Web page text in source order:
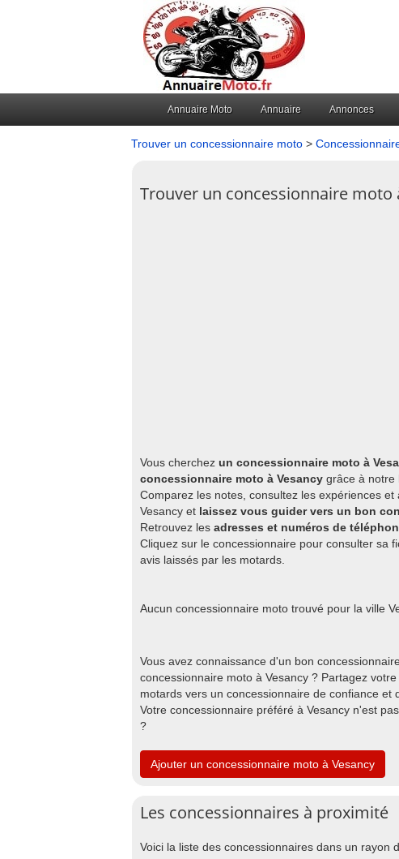
Annuaire Moto Annuaire Annonces
Trouver un concessionnaire moto >
Trouver un concessionnaire moto
Vous cherchez un concessionnaire moto à
concessionnaire moto à Vesancy grâce à notre
Comparez les notes, consultez les expériences
Vesancy et laissez vous guider vers un bon
Retrouvez les adresses et numéros de
Cliquez sur le concessionnaire pour consulter sa
avis laissés par les motards.
Aucun concessionnaire moto trouvé pour la ville
Vous avez connaissance d'un bon
concessionnaire moto à Vesancy ? Partagez
motards vers un concessionnaire de confiance et
Votre concessionnaire préféré à Vesancy n'est
?
Ajouter un concessionnaire moto à Vesancy
Les concessionnaires à proximité
Voici la liste des concessionnaires dans un rayon